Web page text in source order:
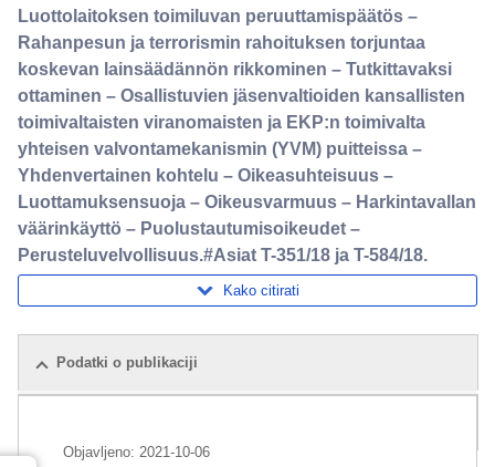
Luottolaitoksen toimiluvan peruuttamispäätös –
Rahanpesun ja terrorismin rahoituksen torjuntaa
koskevan lainsäädännön rikkominen – Tutkittavaksi
ottaminen – Osallistuvien jäsenvaltioiden kansallisten
toimivaltaisten viranomaisten ja EKP:n toimivalta
yhteisen valvontamekanismin (YVM) puitteissa –
Yhdenvertainen kohtelu – Oikeasuhteisuus –
Luottamuksensuoja – Oikeusvarmuus – Harkintavallan
väärinkäyttö – Puolustautumisoikeudet –
Perusteluvelvollisuus.#Asiat T-351/18 ja T-584/18.
Kako citirati
Podatki o publikaciji
Objavljeno: 2021-10-06